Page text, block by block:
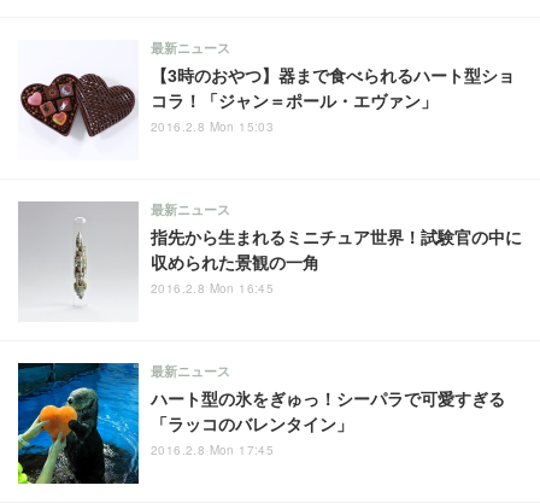
【3時のおやつ】器まで食べられるハート型ショ
コラ！「ジャン＝ポール・エヴァン」
最新ニュース
2016.2.8 Mon 15:03
指先から生まれるミニチュア世界！試験官の中に
収められた景観の一角
最新ニュース
2016.2.8 Mon 16:45
ハート型の氷をぎゅっ！シーパラで可愛すぎる
「ラッコのバレンタイン」
最新ニュース
2016.2.8 Mon 17:45